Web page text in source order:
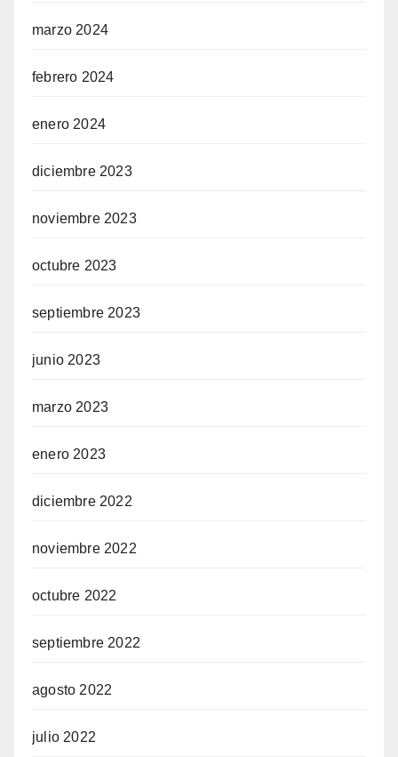
marzo 2024
febrero 2024
enero 2024
diciembre 2023
noviembre 2023
octubre 2023
septiembre 2023
junio 2023
marzo 2023
enero 2023
diciembre 2022
noviembre 2022
octubre 2022
septiembre 2022
agosto 2022
julio 2022